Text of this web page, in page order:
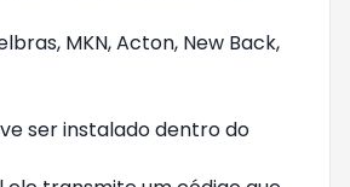
MKN, Acton, New Back,
ser instalado dentro do